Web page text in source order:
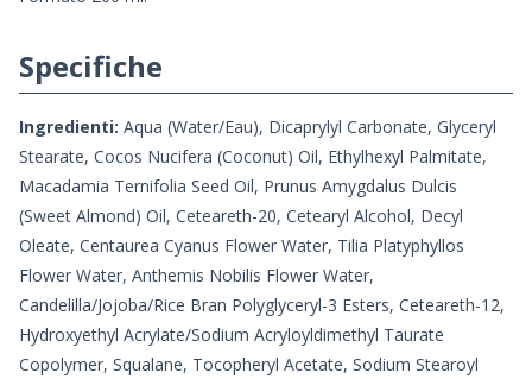
Specifiche
Ingredienti: Aqua (Water/Eau), Dicaprylyl Carbonate, Glyceryl
Stearate, Cocos Nucifera (Coconut) Oil, Ethylhexyl Palmitate,
Macadamia Ternifolia Seed Oil, Prunus Amygdalus Dulcis
(Sweet Almond) Oil, Ceteareth-20, Cetearyl Alcohol, Decyl
Oleate, Centaurea Cyanus Flower Water, Tilia Platyphyllos
Flower Water, Anthemis Nobilis Flower Water,
Candelilla/Jojoba/Rice Bran Polyglyceryl-3 Esters, Ceteareth-12,
Hydroxyethyl Acrylate/Sodium Acryloyldimethyl Taurate
Copolymer, Squalane, Tocopheryl Acetate, Sodium Stearoyl